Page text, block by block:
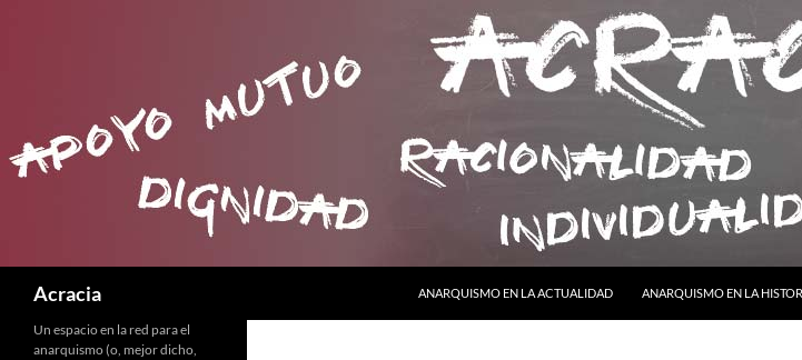
Acracia
ANARQUISMO EN LA ACTUALIDAD
ANARQUISMO EN LA
Un espacio en la red para el
anarquismo (o, mejor dicho,